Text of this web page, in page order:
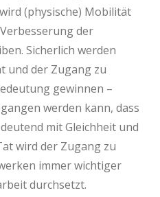
(physische) Mobilität
der
Sicherlich werden
und der Zugang zu
gewinnen –
werden kann, dass
mit Gleichheit und
wird der Zugang zu
immer wichtiger
durchsetzt.